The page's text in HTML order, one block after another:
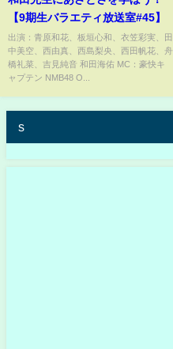
【9期生バラエティ放送室#45】
出演：青原和花、板垣心和、衣笠彩実、田
中美空、西由真、西島梨央、西田帆花、舟
橋礼菜、吉見純音 和田海佑 MC：豪快キ
ャプテン NMB48 O...
s